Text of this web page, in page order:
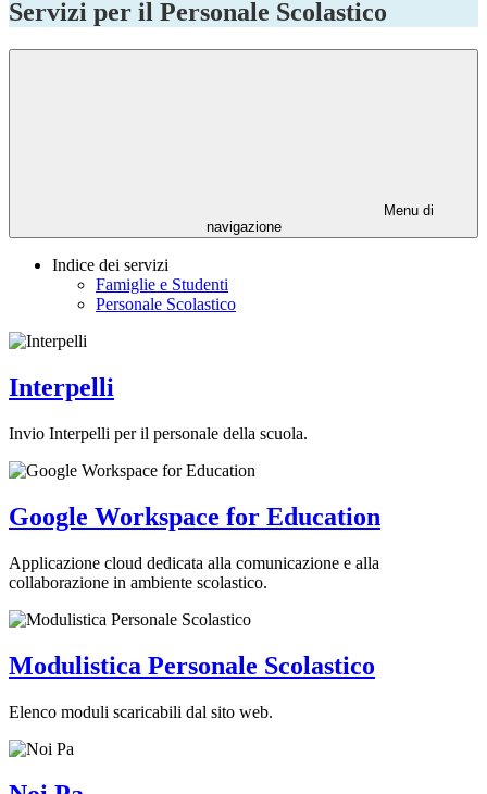
Servizi per il Personale Scolastico
Menu di
navigazione
Indice dei servizi
Famiglie e Studenti
Personale Scolastico
Interpelli
Invio Interpelli per il personale della scuola.
Google Workspace for Education
Applicazione cloud dedicata alla comunicazione e alla
collaborazione in ambiente scolastico.
Modulistica Personale Scolastico
Elenco moduli scaricabili dal sito web.